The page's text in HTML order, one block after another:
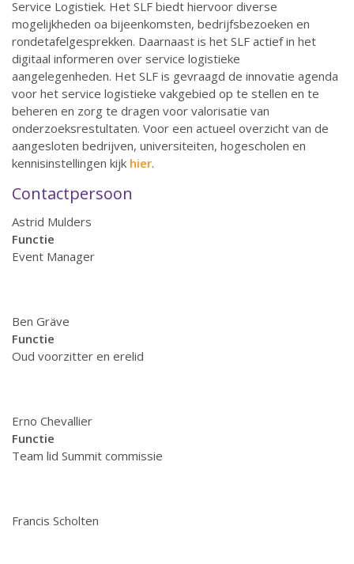
Service Logistiek. Het SLF biedt hiervoor diverse
mogelijkheden oa bijeenkomsten, bedrijfsbezoeken en
rondetafelgesprekken. Daarnaast is het SLF actief in het
digitaal informeren over service logistieke
aangelegenheden. Het SLF is gevraagd de innovatie agenda
voor het service logistieke vakgebied op te stellen en te
beheren en zorg te dragen voor valorisatie van
onderzoeksrestultaten. Voor een actueel overzicht van de
aangesloten bedrijven, universiteiten, hogescholen en
kennisinstellingen kijk hier.
Contactpersoon
Astrid Mulders
Functie
Event Manager
Ben Gräve
Functie
Oud voorzitter en erelid
Erno Chevallier
Functie
Team lid Summit commissie
Francis Scholten